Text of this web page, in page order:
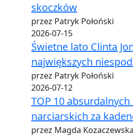
skoczków
przez Patryk Połoński
2026-07-15
Świetne lato Clinta
największych
przez Patryk Połoński
2026-07-12
TOP 10
narciarskich za
przez Magda Kozaczewska